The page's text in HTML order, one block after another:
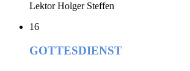
Lektor Holger Steffen
16
GOTTESDIENST